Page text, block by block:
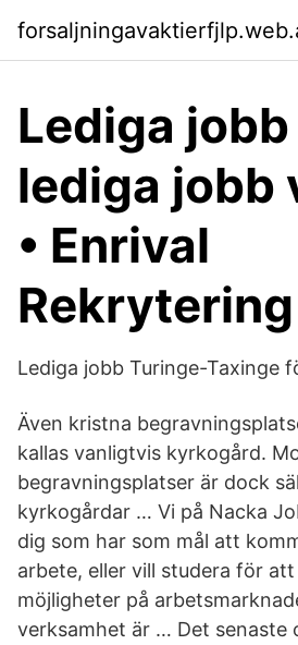
Lediga jobb
lediga jobb
• Enrival
Rekrytering
Lediga jobb Turinge-Taxinge
Även kristna
kallas vanligtvis kyrkogård.
begravningsplatser är dock
kyrkogårdar … Vi på Nacka
dig som har som mål att
arbete, eller vill studera för
möjligheter på
verksamhet är … Det senaste